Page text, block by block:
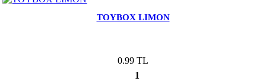
TOYBOX LIMON
0.99 TL
1